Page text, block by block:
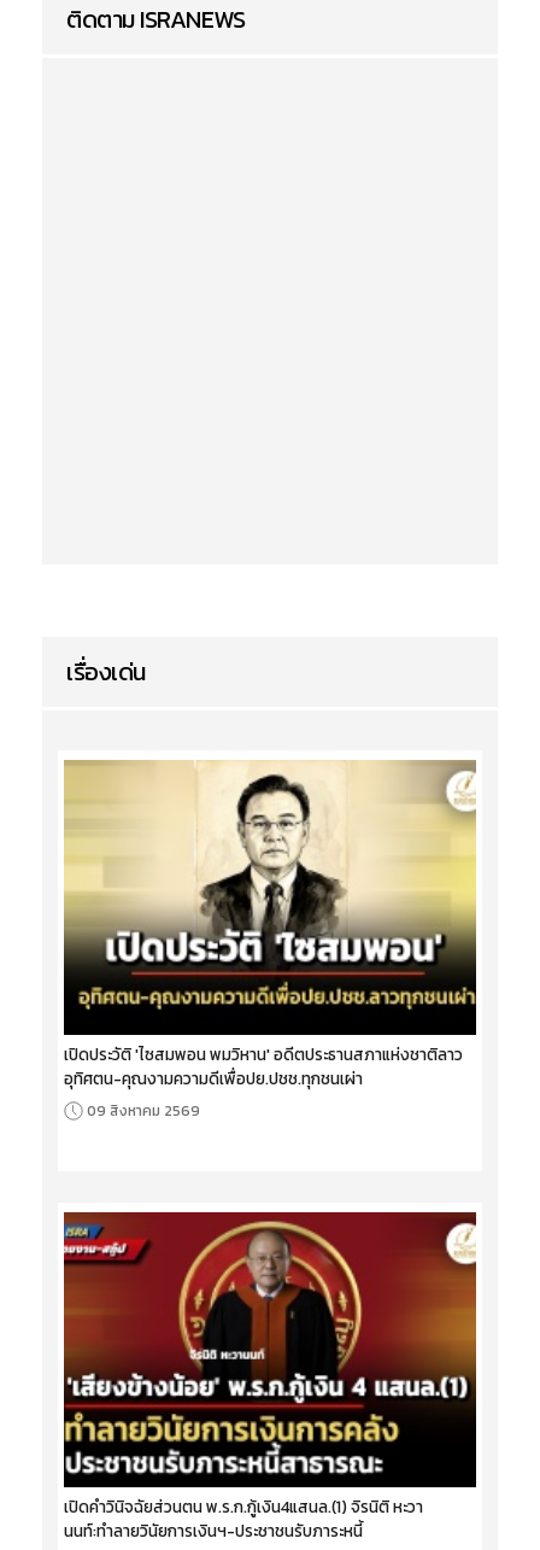
ติดตาม ISRANEWS
เรื่องเด่น
เปิดประวัติ 'ไซสมพอน พมวิหาน' อดีตประธานสภาแห่งชาติลาว
อุทิศตน-คุณงามความดีเพื่อปย.ปชช.ทุกชนเผ่า
09 สิงหาคม 2569
เปิดคำวินิจฉัยส่วนตน พ.ร.ก.กู้เงิน4แสนล.(1) จิรนิติ หะวา
นนท์:ทำลายวินัยการเงินฯ-ประชาชนรับภาระหนี้